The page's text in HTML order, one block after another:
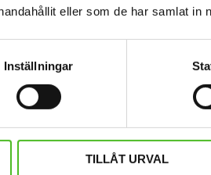
eller som de har samlat in
Inställningar
TILLÅT URVAL
tryckt på
ca 28x7 cm.
SEK
Lägg till i favoriter
Tunn
siluettmotiv